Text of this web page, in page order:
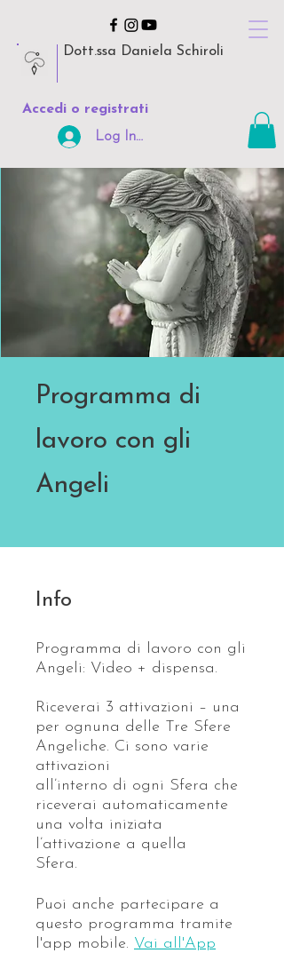
Dott.ssa Daniela Schiroli
Accedi o registrati
Log In Area Riservata
Programma di
lavoro con gli
Angeli
Info
Programma di lavoro con gli
Angeli: Video + dispensa.
Riceverai 3 attivazioni – una
per ognuna delle Tre Sfere
Angeliche. Ci sono varie
attivazioni
all’interno di ogni Sfera che
riceverai automaticamente
una volta iniziata
l’attivazione a quella
Sfera.
Puoi anche partecipare a
questo programma tramite
l'app mobile. Vai all'App